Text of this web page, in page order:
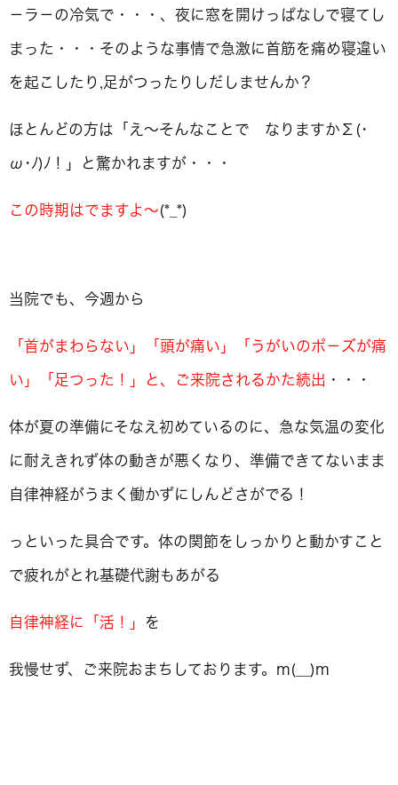
－ラ－の冷気で・・・、夜に窓を開けっぱなしで寝てし
まった・・・そのような事情で急激に首筋を痛め寝違い
を起こしたり,足がつったりしだしませんか？
ほとんどの方は「え～そんなことで なりますかΣ(･
ω･ﾉ)ﾉ！」と驚かれますが・・・
この時期はでますよ～(*_*)
当院でも、今週から
「首がまわらない」「頭が痛い」「うがいのポ－ズが痛
い」「足つった！」と、ご来院されるかた続出 ・・・
体が夏の準備にそなえ初めているのに、急な気温の変化
に耐えきれず体の動きが悪くなり、準備できてないまま
自律神経がうまく働かずにしんどさがでる！
っといった具合です。体の関節をしっかりと動かすこと
で疲れがとれ基礎代謝もあがる
自律神経に「活！」 を
我慢せず、ご来院おまちしております。m(__)m